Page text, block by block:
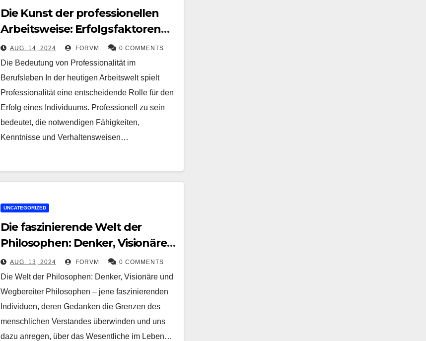
Die Kunst der professionellen
Arbeitsweise: Erfolgsfaktoren
im Berufsleben
AUG. 14, 2024 FORVM 0 COMMENTS
Die Bedeutung von Professionalität im
Berufsleben In der heutigen Arbeitswelt spielt
Professionalität eine entscheidende Rolle für den
Erfolg eines Individuums. Professionell zu sein
bedeutet, die notwendigen Fähigkeiten,
Kenntnisse und Verhaltensweisen…
UNCATEGORIZED
Die faszinierende Welt der
Philosophen: Denker, Visionäre
und Wegbereiter
AUG. 13, 2024 FORVM 0 COMMENTS
Die Welt der Philosophen: Denker, Visionäre und
Wegbereiter Philosophen – jene faszinierenden
Individuen, deren Gedanken die Grenzen des
menschlichen Verstandes überwinden und uns
dazu anregen, über das Wesentliche im Leben…